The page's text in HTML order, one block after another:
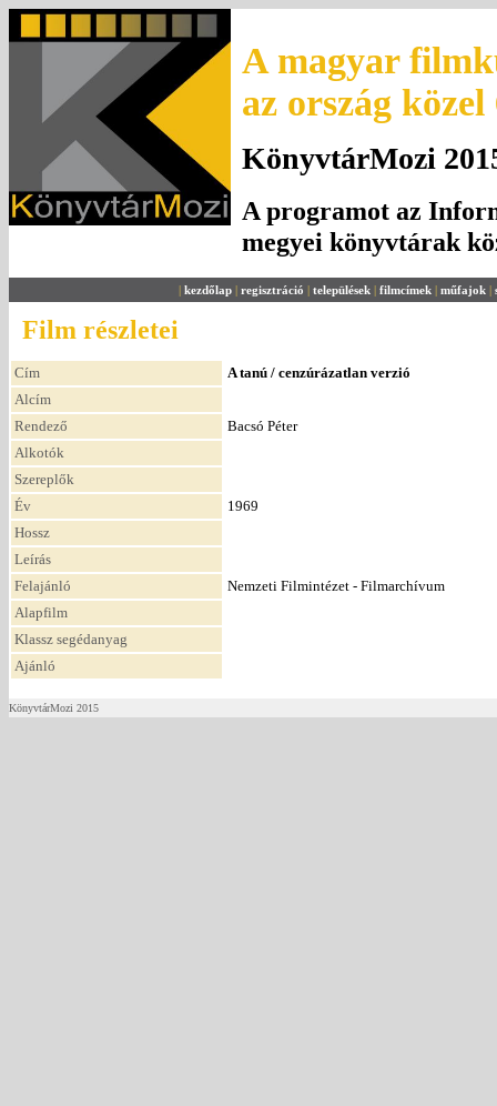
A magyar
az ország
KönyvtárMozi
A programot az
megyei könyvtárak
| kezdőlap | regisztráció | települések | filmcímek | műfajok |
Film részletei
Cím
A tanú / cenzúrázatlan verzió
Alcím
Rendező
Bacsó Péter
Alkotók
Szereplők
Év
1969
Hossz
Leírás
Felajánló
Nemzeti Filmintézet - Filmarchívum
Alapfilm
Klassz segédanyag
Ajánló
KönyvtárMozi 2015